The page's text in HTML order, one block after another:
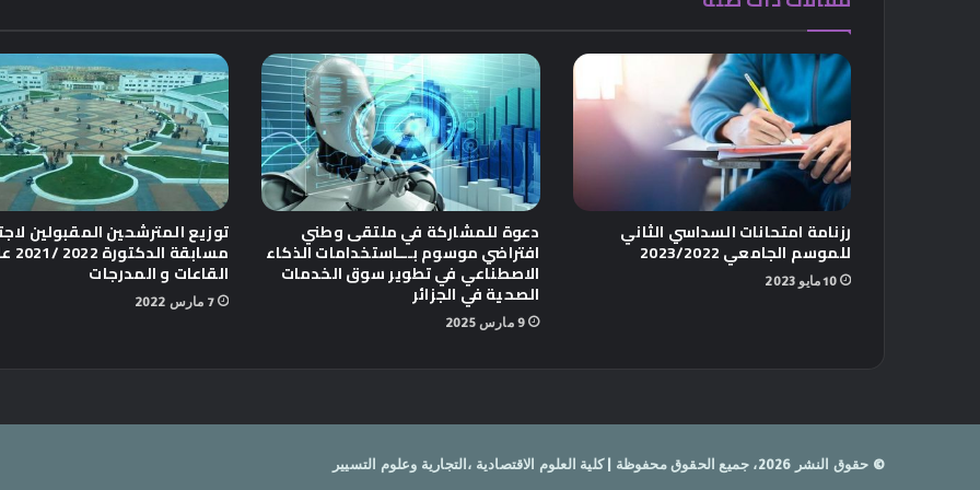
رزنامة امتحانات السداسي الثاني
للموسم الجامعي 2023/2022
10 مايو 2023
دعوة للمشاركة في ملتقى وطني
افتراضي موسوم بـــاستخدامات الذكاء
الاصطناعي في تطوير سوق الخدمات
الصحية في الجزائر
9 مارس 2025
توزيع المترشحين المقبولين
القاعات و المدرجات
7 مارس 2022
© حقوق النشر 2026، جميع الحقوق محفوظة | كلية العلوم الاقتصادية ،التجارية وعلوم التسيير